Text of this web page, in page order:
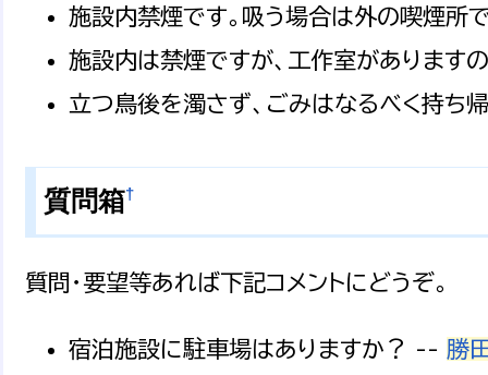
施設内禁煙です。吸う場合は外の喫煙所
施設内は禁煙ですが、工作室があります
立つ鳥後を濁さず、ごみはなるべく持ち
質問箱†
質問・要望等あれば下記コメントにどうぞ。
宿泊施設に駐車場はありますか？ -- 勝